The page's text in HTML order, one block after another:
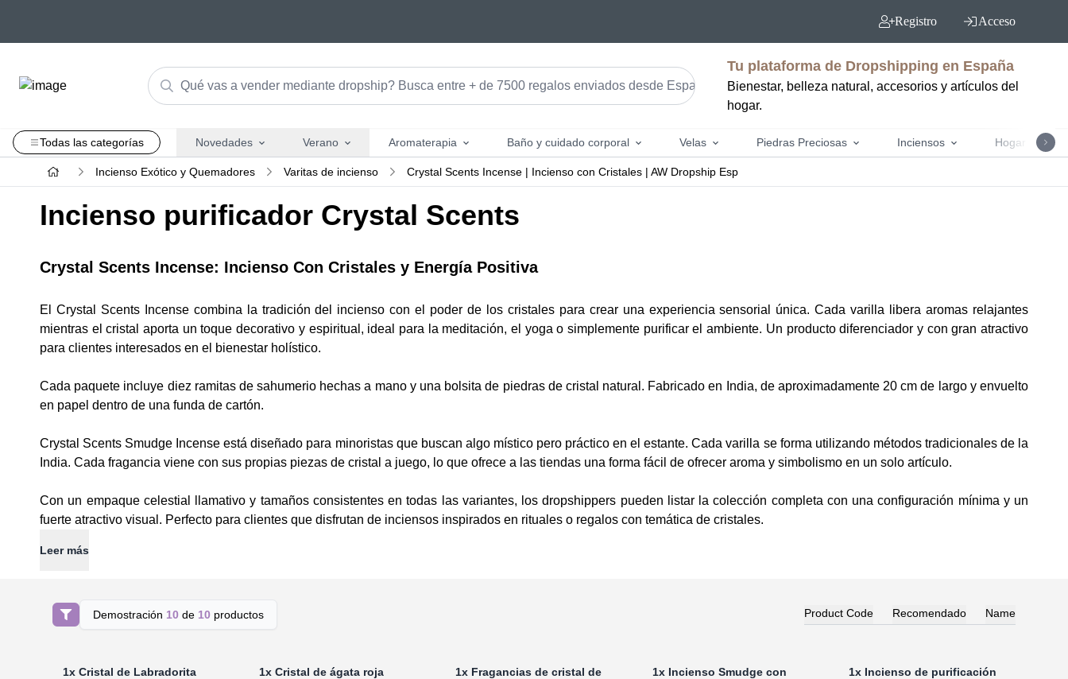
Registro Acceso
Tu plataforma de Dropshipping en España
Bienestar, belleza natural, accesorios y artículos del
hogar.
Todas las categorías Novedades Verano Aromaterapia Baño y cuidado corporal Velas Piedras Preciosas Inciensos Hogar y jardín
Incienso Exótico y Quemadores Varitas de incienso Crystal Scents Incense | Incienso con Cristales | AW Dropship Esp
Incienso purificador Crystal Scents
Crystal Scents Incense: Incienso Con Cristales y Energía Positiva
El Crystal Scents Incense combina la tradición del incienso con el poder de los cristales para crear una experiencia sensorial única. Cada varilla libera aromas relajantes
mientras el cristal aporta un toque decorativo y espiritual, ideal para la meditación, el yoga o simplemente purificar el ambiente. Un producto diferenciador y con gran atractivo
para clientes interesados en el bienestar holístico.
Cada paquete incluye diez ramitas de sahumerio hechas a mano y una bolsita de piedras de cristal natural. Fabricado en India, de aproximadamente 20 cm de largo y envuelto
en papel dentro de una funda de cartón.
Crystal Scents Smudge Incense está diseñado para minoristas que buscan algo místico pero práctico en el estante. Cada varilla se forma utilizando métodos tradicionales de la
India. Cada fragancia viene con sus propias piezas de cristal a juego, lo que ofrece a las tiendas una forma fácil de ofrecer aroma y simbolismo en un solo artículo.
Con un empaque celestial llamativo y tamaños consistentes en todas las variantes, los dropshippers pueden listar la colección completa con una configuración mínima y un
fuerte atractivo visual. Perfecto para clientes que disfrutan de inciensos inspirados en rituales o regalos con temática de cristales.
Leer más
Demostración 10de 10productos Product Code Recomendado Name
1x Cristal de Labradorita
1x Cristal de ágata roja
1x Fragancias de cristal de
1xIncienso Smudge con
1xIncienso de purificación